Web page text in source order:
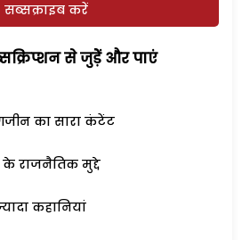
सब्सक्राइब करें
से जुड़ेें और पाएं
का सारा कंटेंट
राजनैतिक मुद्दे
कहानियां